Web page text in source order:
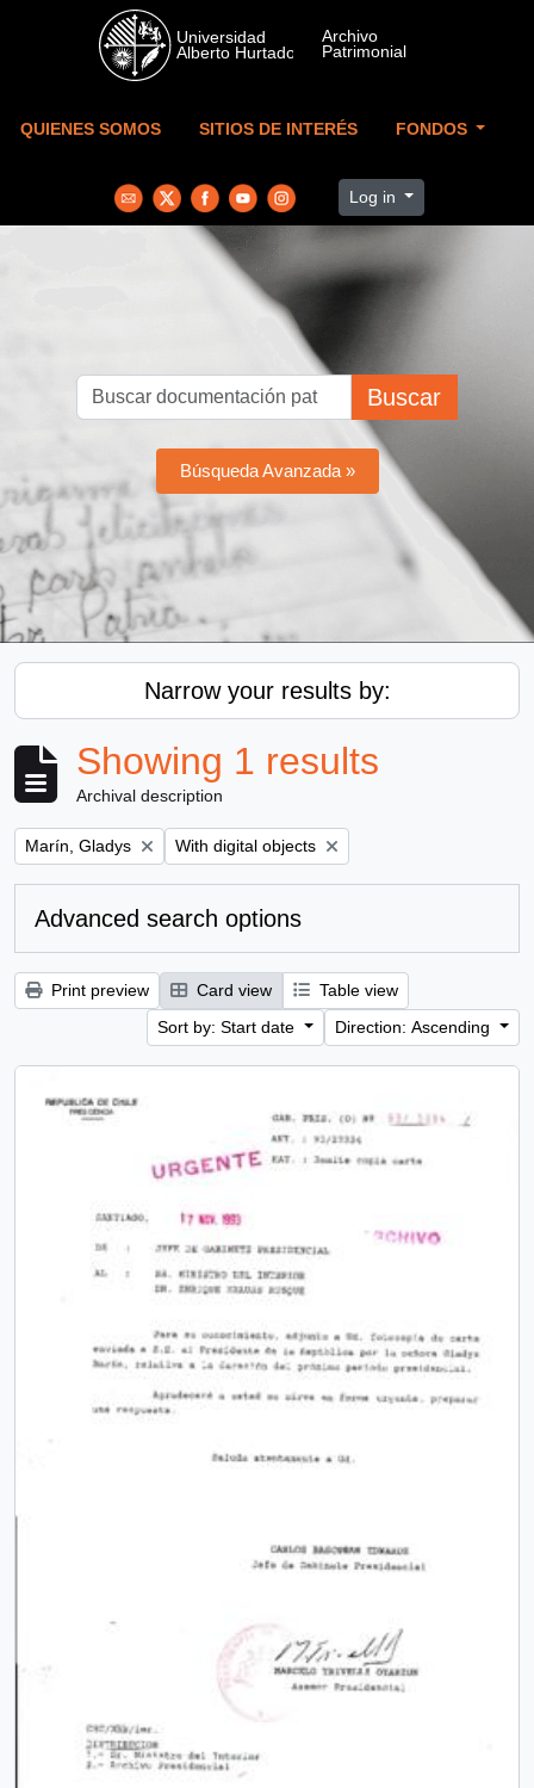
Skip to main content
QUIENES SOMOS SITIOS DE INTERÉS FONDOS
Log in
Buscar
Búsqueda Avanzada »
Narrow your results by:
Showing 1 results
Archival description
Remove filter:
Marín, Gladys Remove filter:
With digital objects
Advanced search options
Print preview Card view
Table view
Sort by: Start date
Direction: Ascending